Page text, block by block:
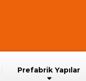
Prefabrik Yapılar